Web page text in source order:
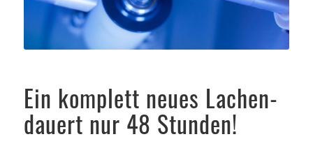
Ein komplett neues Lachen-
dauert nur 48 Stunden!